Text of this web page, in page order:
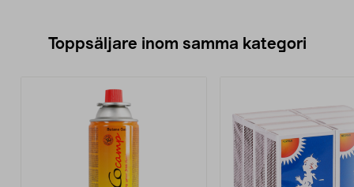
Toppsäljare inom samma kategori